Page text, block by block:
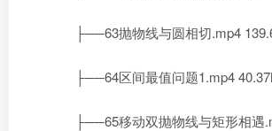
├──63抛物线与圆相切.mp4
├──64区间最值问题1.mp4
├──65移动双抛物线与矩形相遇